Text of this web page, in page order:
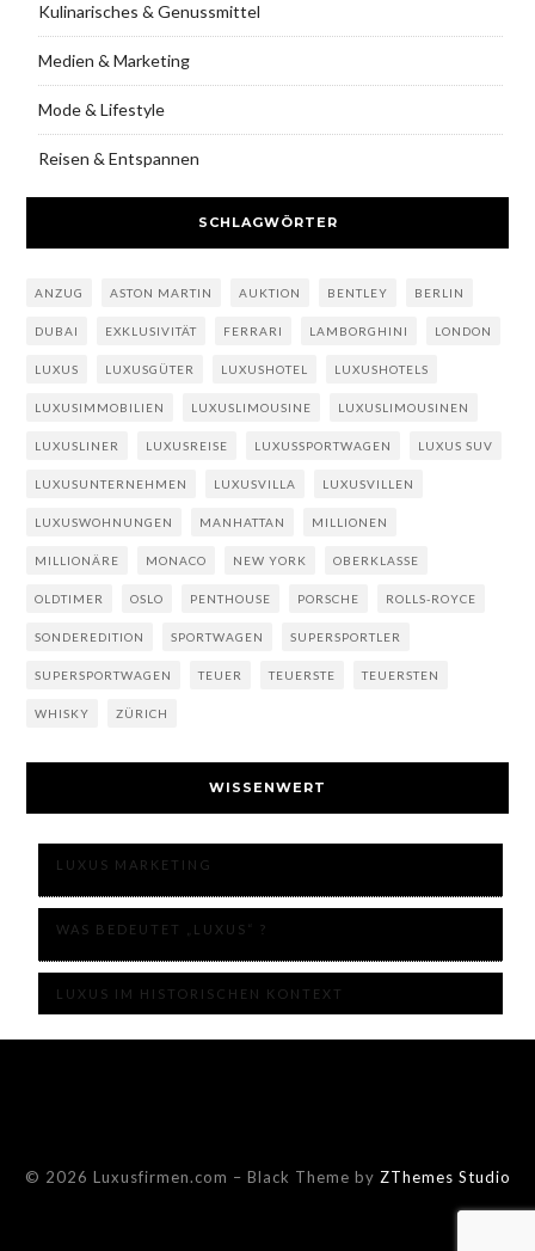
Kulinarisches & Genussmittel
Medien & Marketing
Mode & Lifestyle
Reisen & Entspannen
SCHLAGWÖRTER
ANZUG ASTON MARTIN AUKTION BENTLEY BERLIN
DUBAI EXKLUSIVITÄT FERRARI LAMBORGHINI LONDON
LUXUS LUXUSGÜTER LUXUSHOTEL LUXUSHOTELS
LUXUSIMMOBILIEN LUXUSLIMOUSINE LUXUSLIMOUSINEN
LUXUSLINER LUXUSREISE LUXUSSPORTWAGEN LUXUS SUV
LUXUSUNTERNEHMEN LUXUSVILLA LUXUSVILLEN
LUXUSWOHNUNGEN MANHATTAN MILLIONEN
MILLIONÄRE MONACO NEW YORK OBERKLASSE
OLDTIMER OSLO PENTHOUSE PORSCHE ROLLS-ROYCE
SONDEREDITION SPORTWAGEN SUPERSPORTLER
SUPERSPORTWAGEN TEUER TEUERSTE TEUERSTEN
WHISKY ZÜRICH
WISSENWERT
LUXUS MARKETING
WAS BEDEUTET „LUXUS“ ?
LUXUS IM HISTORISCHEN KONTEXT
© 2026 Luxusfirmen.com – Black Theme by ZThemes Studio